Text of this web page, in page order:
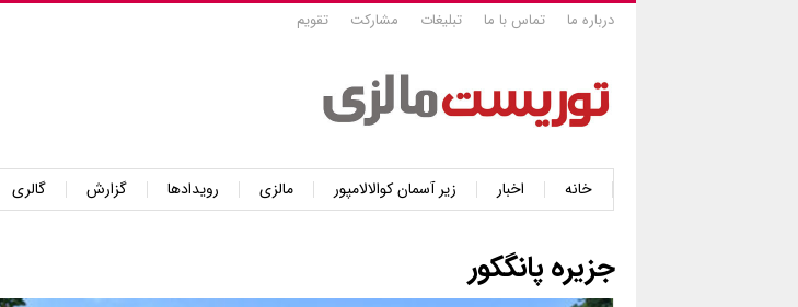
درباره ما تماس با ما تبلیغات مشارکت تقویم
خانه اخبار زیر آسمان کوالالامپور مالزی رویدادها گزارش گالری
جزیره پانگکور